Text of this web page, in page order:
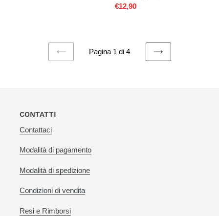
Prezzo
€12,90
PAGINA
Pagina 1 di 4
PAGINA
CONTATTI
Contattaci
Modalità di pagamento
Modalità di spedizione
Condizioni di vendita
Resi e Rimborsi